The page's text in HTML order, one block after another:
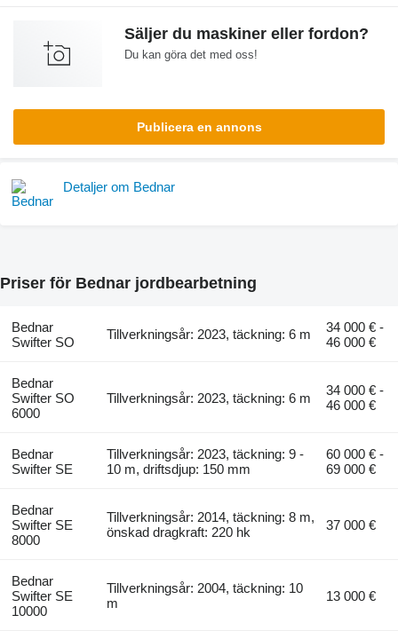
Säljer du maskiner eller fordon?
Du kan göra det med oss!
Publicera en annons
Detaljer om Bednar
Priser för Bednar jordbearbetning
Bednar
Swifter SO
Tillverkningsår: 2023, täckning: 6 m
34 000 € -
46 000 €
Bednar
Swifter SO
6000
Tillverkningsår: 2023, täckning: 6 m
34 000 € -
46 000 €
Bednar
Swifter SE
Tillverkningsår: 2023, täckning: 9 -
10 m, driftsdjup: 150 mm
60 000 € -
69 000 €
Bednar
Swifter SE
8000
Tillverkningsår: 2014, täckning: 8 m,
önskad dragkraft: 220 hk
37 000 €
Bednar
Swifter SE
10000
Tillverkningsår: 2004, täckning: 10
m
13 000 €